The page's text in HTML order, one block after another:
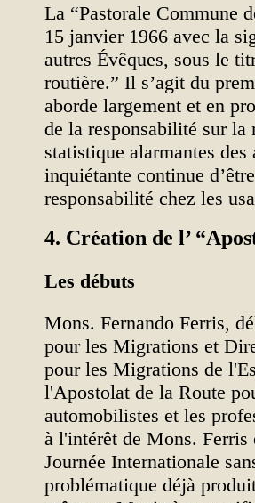
La “Pastorale Commune
15 janvier 1966 avec la
autres Évêques, sous le
routière.” Il s’agit du
aborde largement et en
de la responsabilité sur la
statistique alarmantes
inquiétante continue
responsabilité chez les
4. Création de l’
Les débuts
Mons. Fernando Ferris,
pour les Migrations et
pour les Migrations de
l'Apostolat de la Route
automobilistes et les
à l'intérêt de Mons. Ferris
Journée Internationale
problématique déjà